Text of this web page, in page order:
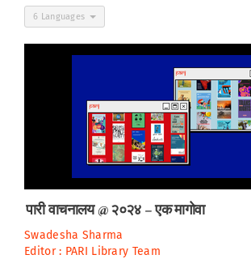
6 Languages
पारी वाचनालय @ २०२४ – एक मागोवा
Swadesha Sharma
Editor : PARI Library Team